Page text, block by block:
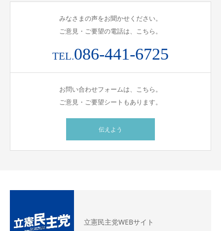
みなさまの声をお聞かせください。
ご意見・ご要望の電話は、こちら。
TEL.086-441-6725
お問い合わせフォームは、こちら。
ご意見・ご要望シートもあります。
伝えよう
立憲民主党WEBサイト